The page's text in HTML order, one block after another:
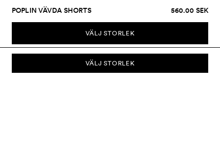
VÄLJ STORLEK
POPLIN VÄVDA SHORTS 560.00 SEK
VÄLJ STORLEK